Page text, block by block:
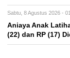
Sabtu, 8 Agustus 2026 -
Aniaya Anak
(22) dan RP (17)